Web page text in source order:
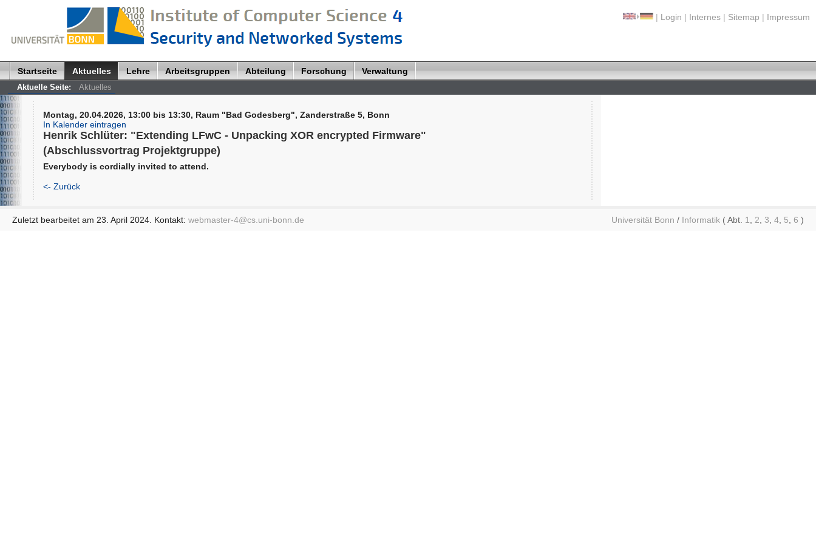
| Login | Internes | Sitemap | Impressum
Startseite Aktuelles Lehre Arbeitsgruppen Abteilung Forschung Verwaltung
Aktuelle Seite: Aktuelles
Montag, 20.04.2026, 13:00 bis 13:30, Raum "Bad Godesberg", Zanderstraße 5, Bonn
In Kalender eintragen
Henrik Schlüter: "Extending LFwC - Unpacking XOR encrypted Firmware"
(Abschlussvortrag Projektgruppe)
Everybody is cordially invited to attend.
<- Zurück
Zuletzt bearbeitet am 23. April 2024. Kontakt: webmaster-4@cs.uni-bonn.de Universität Bonn / Informatik ( Abt. 1, 2, 3, 4, 5, 6 )